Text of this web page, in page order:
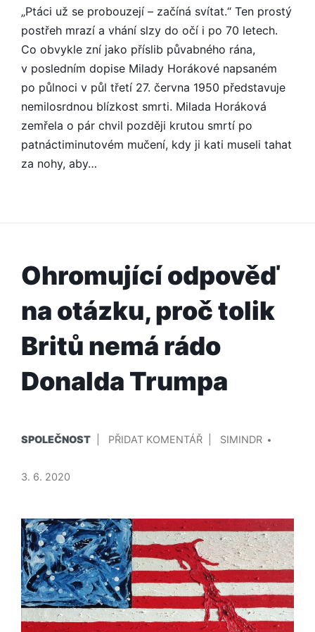
–
ZAČÍNÁ
SVÍTAT
„Ptáci už se probouzejí – začíná svítat.“ Ten prostý
postřeh mrazí a vhání slzy do očí i po 70 letech.
Co obvykle zní jako příslib půvabného rána,
v posledním dopise Milady Horákové napsaném
po půlnoci v půl třetí 27. června 1950 představuje
nemilosrdnou blízkost smrti. Milada Horáková
zemřela o pár chvil později krutou smrtí po
patnáctiminutovém mučení, kdy ji kati museli tahat
za nohy, aby…
Ohromující odpověď
na otázku, proč tolik
Britů nemá rádo
Donalda Trumpa
V
SPOLEČNOST PŘIDAT KOMENTÁŘNA
PROČ
TOLIK
BRITŮ
NEMÁ
RÁDO
DONALDA
TRUMPA
SIMINDR
3. 6. 2020